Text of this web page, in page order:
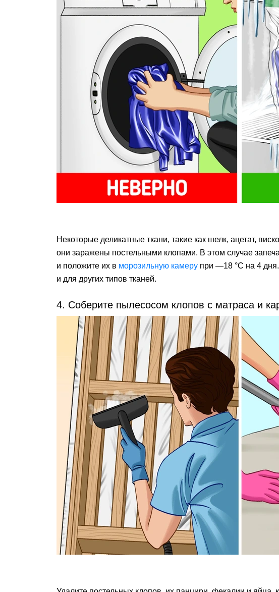
Некоторые деликатные ткани, такие как шелк, ацетат,
они заражены постельными клопами. В этом случае
и положите их в морозильную камеру при —18 °С на 4
и для других типов тканей.
4. Соберите пылесосом клопов с матраса и